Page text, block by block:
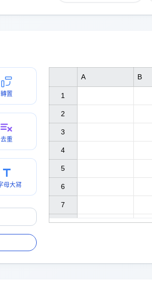
轉置
去重
母大冩
1
2
3
4
5
6
7
A B